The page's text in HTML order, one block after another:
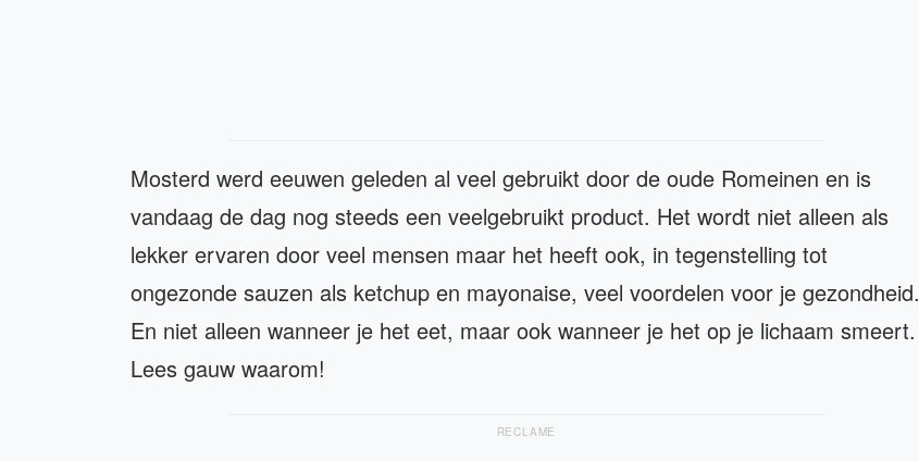
Mosterd werd eeuwen geleden al veel gebruikt door de oude Romeinen en is
vandaag de dag nog steeds een veelgebruikt product. Het wordt niet alleen als
lekker ervaren door veel mensen maar het heeft ook, in tegenstelling tot
ongezonde sauzen als ketchup en mayonaise, veel voordelen voor je gezondheid.
En niet alleen wanneer je het eet, maar ook wanneer je het op je lichaam smeert.
Lees gauw waarom!
RECLAME